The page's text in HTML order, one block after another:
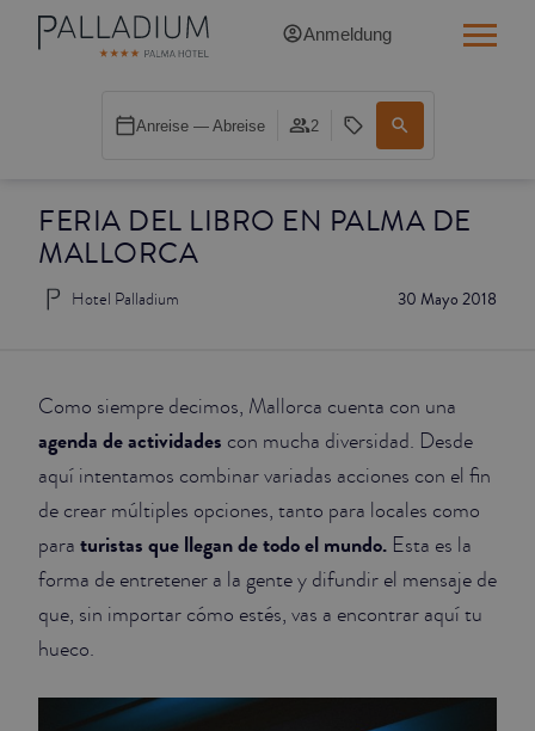
FERIA DEL LIBRO EN PALMA DE
MALLORCA
30 Mayo 2018
Hotel Palladium
Como siempre decimos, Mallorca cuenta con una
agenda de actividades con mucha diversidad. Desde
aquí intentamos combinar variadas acciones con el fin
de crear múltiples opciones, tanto para locales como
para turistas que llegan de todo el mundo. Esta es la
forma de entretener a la gente y difundir el mensaje de
que, sin importar cómo estés, vas a encontrar aquí tu
hueco.
Anmeldung
Anreise — Abreise 2
SINGLE BALCONY CATHEDRAL
DOUBLE WHITE
DOUBLE INN CATHEDRAL
SUPERIOR
JUNIOR SUITES
SUITE